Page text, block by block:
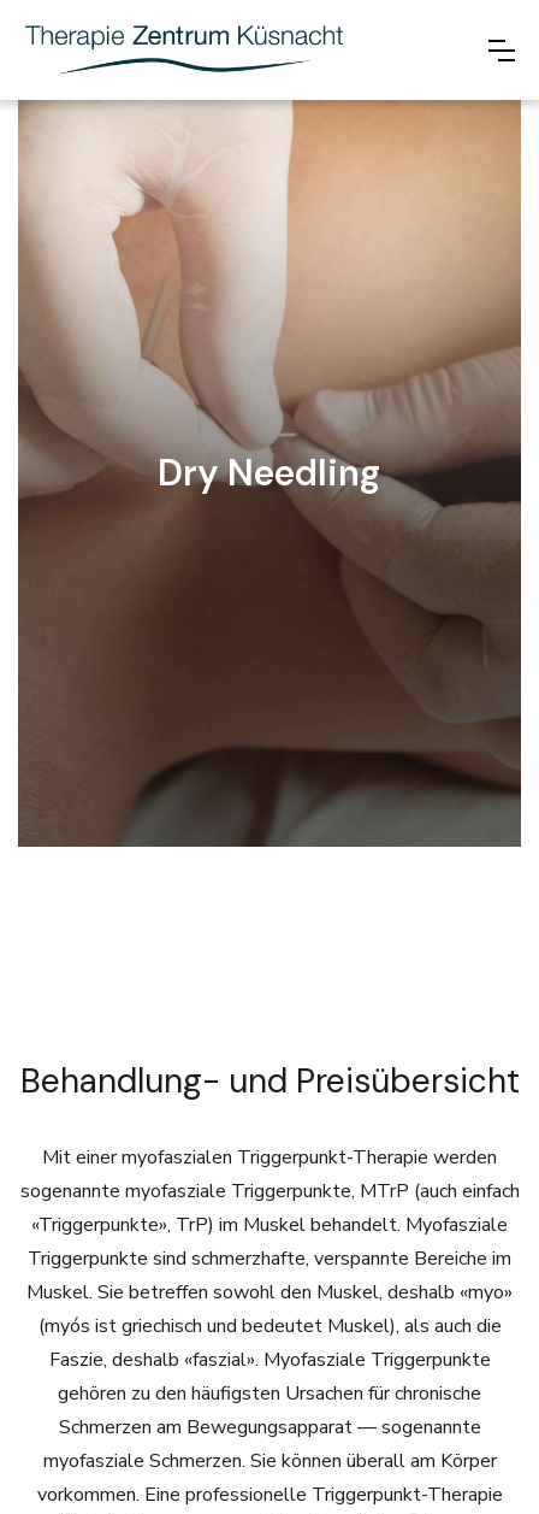
Dry Needling
Behandlung- und Preisübersicht
Mit einer myofaszialen Triggerpunkt-Therapie werden
sogenannte myofasziale Triggerpunkte, MTrP (auch einfach
«Triggerpunkte», TrP) im Muskel behandelt. Myofasziale
Triggerpunkte sind schmerzhafte, verspannte Bereiche im
Muskel. Sie betreffen sowohl den Muskel, deshalb «myo»
(myós ist griechisch und bedeutet Muskel), als auch die
Faszie, deshalb «faszial». Myofasziale Triggerpunkte
gehören zu den häufigsten Ursachen für chronische
Schmerzen am Bewegungsapparat — sogenannte
myofasziale Schmerzen. Sie können überall am Körper
vorkommen. Eine professionelle Triggerpunkt-Therapie